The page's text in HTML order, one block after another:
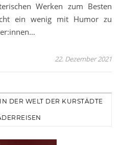
Werken zum Besten
ein wenig mit Humor zu
22. Dezember 2021
DER WELT DER KURSTÄDTE